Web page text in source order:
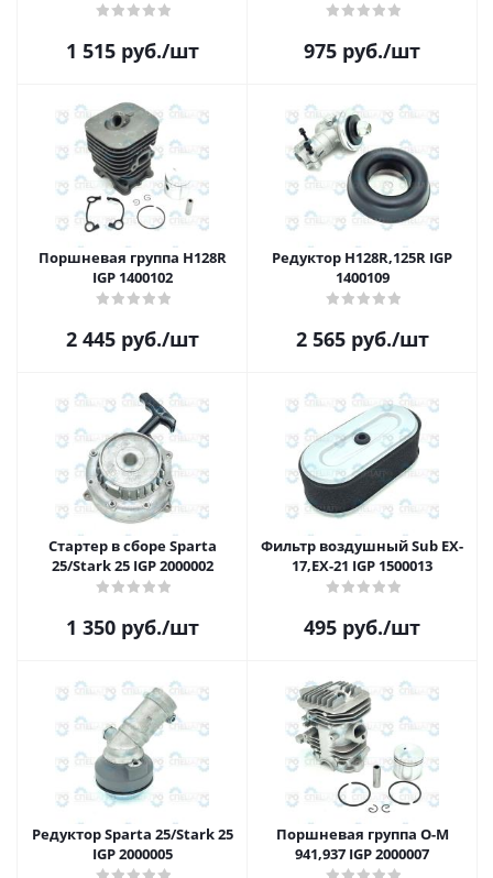
1 515руб./шт 975 руб./шт
Поршневая группа H128R
IGP 1400102
2 445руб./шт
Редуктор H128R,125R IGP
1400109
2 565руб./шт
Стартер в сборе Sparta
25/Stark 25 IGP 2000002
1 350руб./шт
Фильтр воздушный Sub EX-
17,EX-21 IGP 1500013
495 руб./шт
Редуктор Sparta 25/Stark 25
IGP 2000005
Поршневая группа O-M
941,937 IGP 2000007